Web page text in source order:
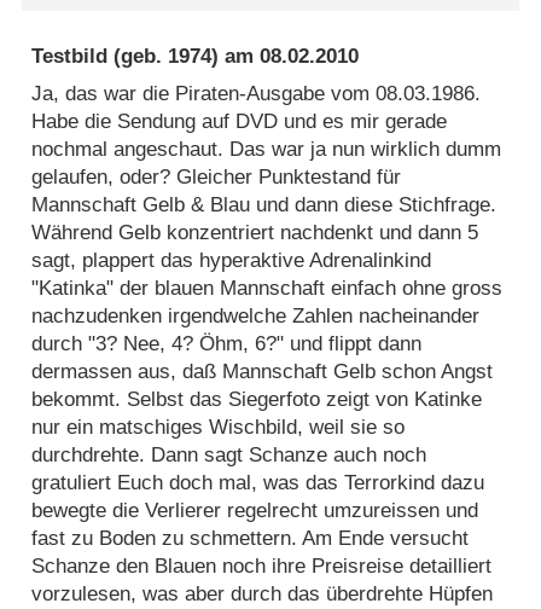
Testbild (geb. 1974) am08.02.2010
Ja, das war die Piraten-Ausgabe vom 08.03.1986.
Habe die Sendung auf DVD und es mir gerade
nochmal angeschaut. Das war ja nun wirklich dumm
gelaufen, oder? Gleicher Punktestand für
Mannschaft Gelb & Blau und dann diese Stichfrage.
Während Gelb konzentriert nachdenkt und dann 5
sagt, plappert das hyperaktive Adrenalinkind
"Katinka" der blauen Mannschaft einfach ohne gross
nachzudenken irgendwelche Zahlen nacheinander
durch "3? Nee, 4? Öhm, 6?" und flippt dann
dermassen aus, daß Mannschaft Gelb schon Angst
bekommt. Selbst das Siegerfoto zeigt von Katinke
nur ein matschiges Wischbild, weil sie so
durchdrehte. Dann sagt Schanze auch noch
gratuliert Euch doch mal, was das Terrorkind dazu
bewegte die Verlierer regelrecht umzureissen und
fast zu Boden zu schmettern. Am Ende versucht
Schanze den Blauen noch ihre Preisreise detailliert
vorzulesen, was aber durch das überdrehte Hüpfen